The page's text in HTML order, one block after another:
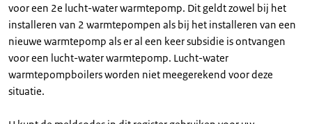
voor een 2e lucht-water warmtepomp. Dit geldt zowel bij het
installeren van 2 warmtepompen als bij het installeren van een
nieuwe warmtepomp als er al een keer subsidie is ontvangen
voor een lucht-water warmtepomp. Lucht-water
warmtepompboilers worden niet meegerekend voor deze
situatie.